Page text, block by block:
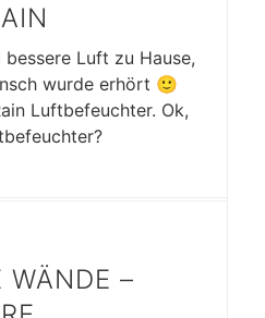
Luft zu Hause,
wurde erhört 🙂
Luftbefeuchter. Ok,
WÄNDE –